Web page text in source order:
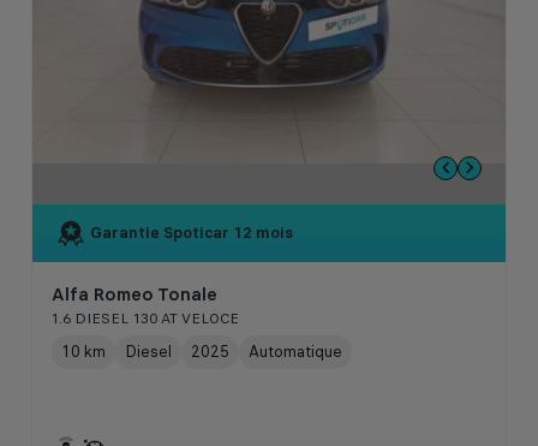
Garantie Spoticar 12 mois
Alfa Romeo Tonale
1.6 DIESEL 130 AT VELOCE
10 km Diesel 2025 Automatique